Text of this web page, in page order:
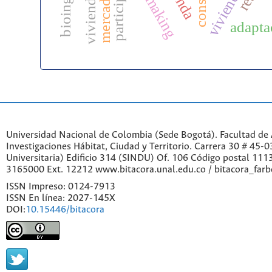
Universidad Nacional de Colombia (Sede Bogotá). Facultad
Investigaciones Hábitat, Ciudad y Territorio. Carrera 30 # 45-
Universitaria) Edificio 314 (SINDU) Of. 106 Código postal
3165000 Ext. 12212 www.bitacora.unal.edu.co /
ISSN Impreso: 0124-7913
ISSN En línea: 2027-145X
DOI:10.15446/bitacora